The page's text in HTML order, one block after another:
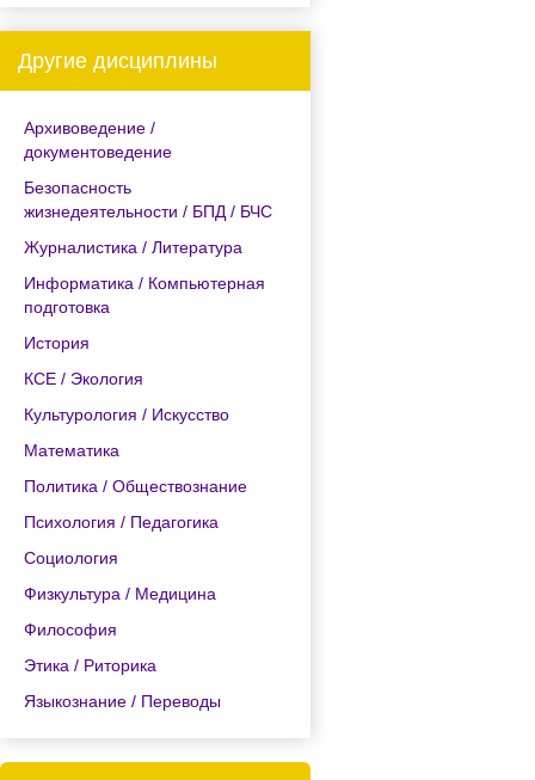
Другие дисциплины
Архивоведение /
документоведение
Безопасность
жизнедеятельности / БПД / БЧС
Журналистика / Литература
Информатика / Компьютерная
подготовка
История
КСЕ / Экология
Культурология / Искусство
Математика
Политика / Обществознание
Психология / Педагогика
Социология
Физкультура / Медицина
Философия
Этика / Риторика
Языкознание / Переводы